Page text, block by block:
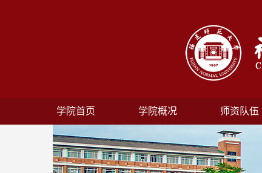
学院首页 学院概况 师资队伍